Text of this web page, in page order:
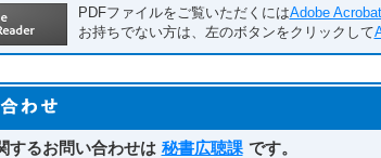
PDFファイルをご覧いただくにはAdobe
お持ちでない方は、左のボタンをクリックして
するお問い合わせは 秘書広聴課 です。